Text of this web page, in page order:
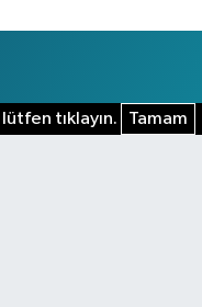
tıklayın. Tamam